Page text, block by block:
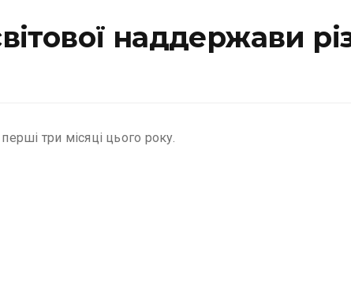
наддержави
три місяці цього року.